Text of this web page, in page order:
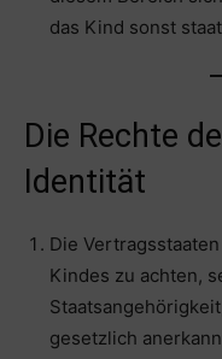
das Kind sonst
Die Rechte
Identität
Die
Kindes zu achten,
gesetzlich